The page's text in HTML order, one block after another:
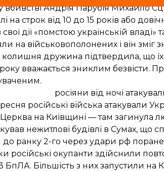
Андрія Парубія Михайло
на строк від 10 до 15 років або
свої дії «помстою українській
на військовополонених і він зміг
дружина підтвердила, що
вважається зниклим безвісти.
росіяни від ночі
російські війська атакували
на Київщині — там загинула
нежитлові будівлі в Сумах,
до ранку 2-го через удари рф
російські окупанти здійснили
БпЛА. Більшість з них запустили на